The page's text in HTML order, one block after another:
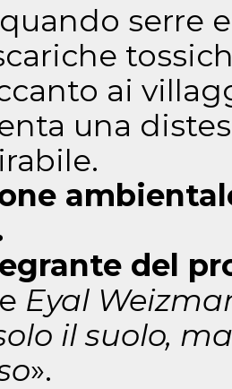
serre
ai
una
del
Eyal
il suolo,
».